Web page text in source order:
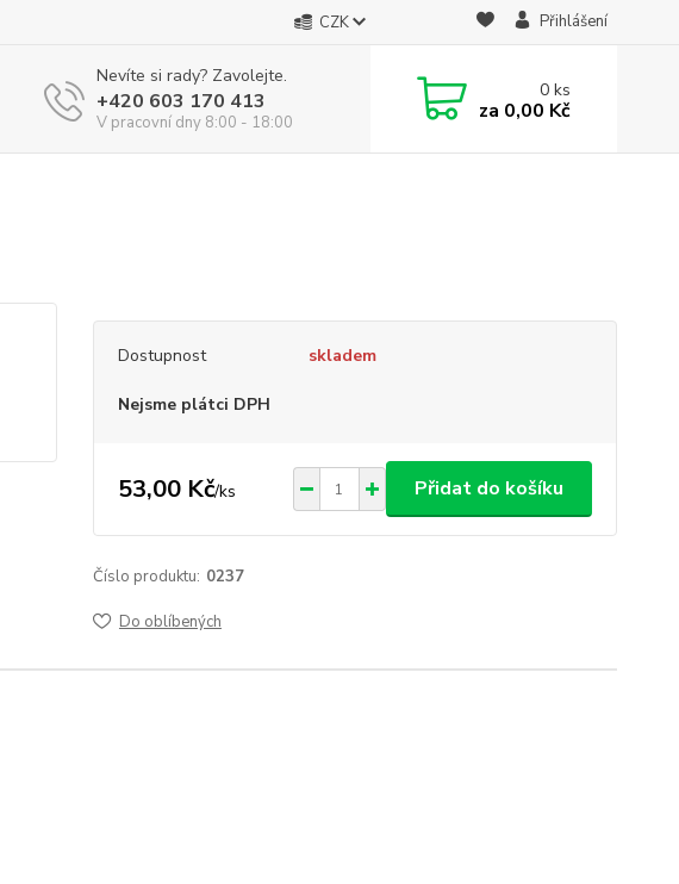
CZK Přihlášení
Nevíte si rady? Zavolejte.
+420 603 170 413
V pracovní dny 8:00 - 18:00
0ks
za 0,00 Kč
Dostupnost skladem
Nejsme plátci DPH
53,00 Kč/ks Přidat do košíku
Číslo produktu: 0237
Do oblíbených